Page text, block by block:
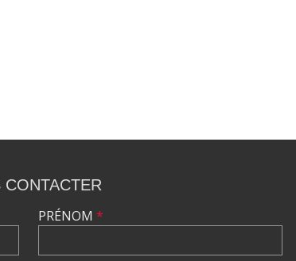
CONTACTER
PRÉNOM *